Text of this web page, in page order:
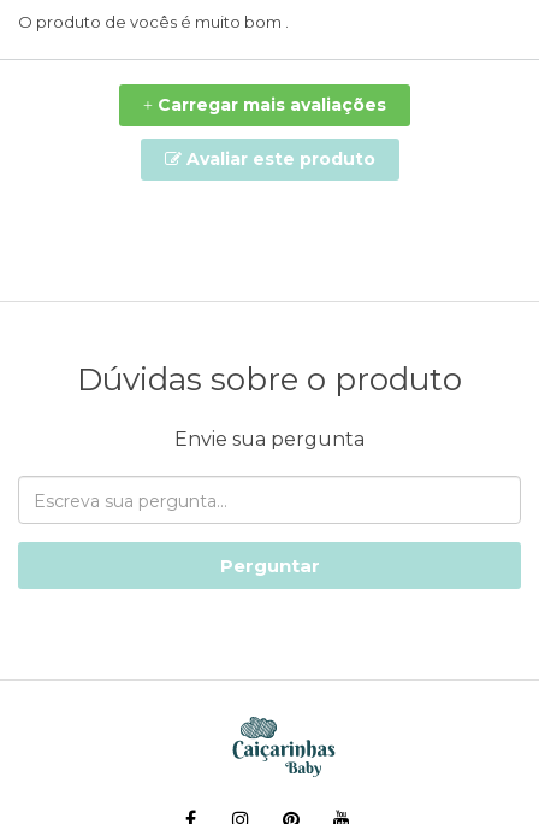
O produto de vocês é muito bom .
+Carregar mais avaliações
Avaliar este produto
Dúvidas sobre o produto
Envie sua pergunta
Perguntar